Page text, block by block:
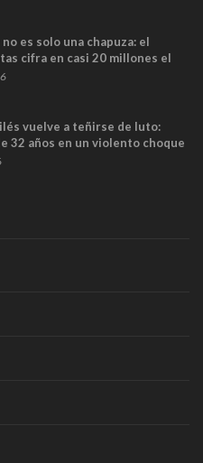
no es solo una chapuza: el
cifra en casi 20 millones el
trenes que no cabían por los
vuelve a teñirse de luto:
32 años en un violento choque